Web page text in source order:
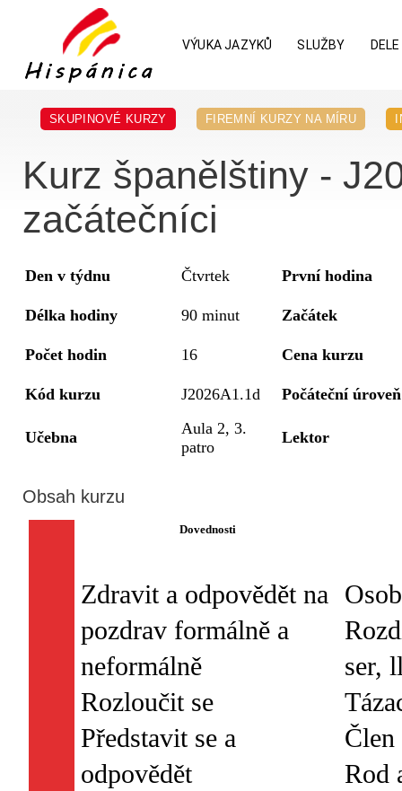
VÝUKA JAZYKŮ SLUŽBY DELE
SKUPINOVÉ KURZY FIREMNÍ KURZY NA MÍRU
Kurz španělštiny -
začátečníci
Den v týdnu Čtvrtek První hodina
Délka hodiny 90 minut Začátek
Počet hodin 16 Cena kurzu
Kód kurzu J2026A1.1d Počáteční úroveň
Učebna
Aula 2, 3.
patro
Lektor
Obsah kurzu
Dovednosti
Zdravit a odpovědět na
pozdrav formálně a
neformálně
Rozloučit se
Představit se a
odpovědět
ser,
Rod